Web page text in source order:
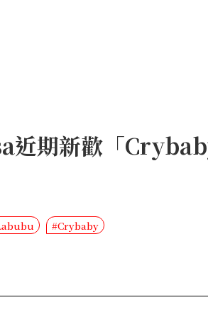
期新歡「
#Crybaby